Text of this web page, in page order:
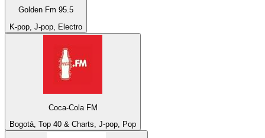
Golden Fm 95.5
K-pop, J-pop, Electro
Coca-Cola FM
Bogotá, Top 40 & Charts, J-pop, Pop